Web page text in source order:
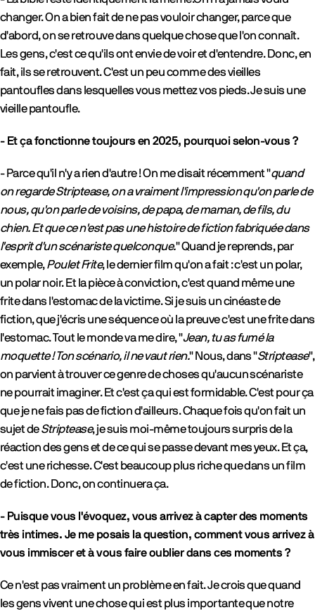
changer. On a bien fait de ne pas vouloir changer, parce que
d'abord, on se retrouve dans quelque chose que l'on connaît.
Les gens, c'est ce qu'ils ont envie de voir et d'entendre. Donc, en
fait, ils se retrouvent. C'est un peu comme des vieilles
pantoufles dans lesquelles vous mettez vos pieds. Je suis une
vieille pantoufle.
- Et ça fonctionne toujours en 2025, pourquoi selon-vous ?
- Parce qu'il n'y a rien d'autre ! On me disait récemment "quand
on regarde Striptease, on a vraiment l'impression qu'on parle de
nous, qu'on parle de voisins, de papa, de maman, de fils, du
chien. Et que ce n'est pas une histoire de fiction fabriquée dans
l'esprit d'un scénariste quelconque." Quand je reprends, par
exemple,Poulet Frite, le dernier film qu'on a fait : c'est un polar,
un polar noir. Et la pièce à conviction, c'est quand même une
frite dans l'estomac de la victime. Si je suis un cinéaste de
fiction, que j'écris une séquence où la preuve c'est une frite dans
l'estomac. Tout le monde va me dire, "Jean, tu as fumé la
moquette ! Ton scénario, il ne vaut rien." Nous, dans "Striptease",
on parvient à trouver ce genre de choses qu'aucun scénariste
ne pourrait imaginer. Et c'est ça qui est formidable. C'est pour ça
que je ne fais pas de fiction d'ailleurs. Chaque fois qu'on fait un
sujet deStriptease, je suis moi-même toujours surpris de la
réaction des gens et de ce qui se passe devant mes yeux. Et ça,
c'est une richesse. C'est beaucoup plus riche que dans un film
de fiction. Donc, on continuera ça.
- Puisque vous l'évoquez, vous arrivez à capter des moments
très intimes. Je me posais la question, comment vous arrivez à
vous immiscer et à vous faire oublier dans ces moments ?
Ce n'est pas vraiment un problème en fait. Je crois que quand
les gens vivent une chose qui est plus importante que notre